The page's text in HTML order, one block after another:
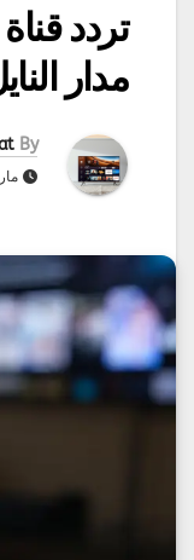
مدار
By
مارس